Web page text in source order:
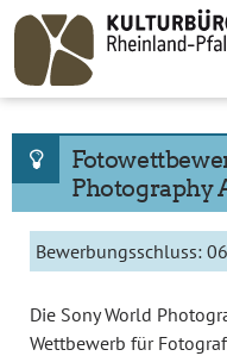
Skip
content
Photography
Bewerbungsschluss:
Die Sony World
Wettbewerb für